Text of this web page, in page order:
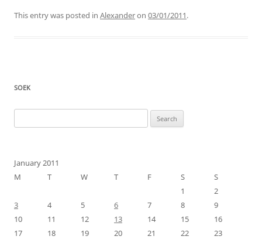
This entry was posted in Alexanderon 03/01/2011.
SOEK
for:
January 2011
M
T W T F S
S
1
2
3
4 5 6 7 8
9
10
11 12 13 14 15
16
17
18 19 20 21 22
23